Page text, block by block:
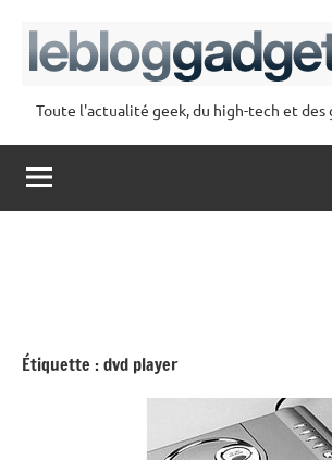
contenu
lebloggadget
Toute l'actualité geek, du high-tech et des
Étiquette :dvd player